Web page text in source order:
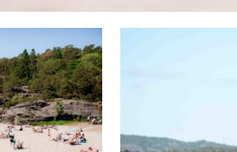
Her er en stor sandstrand,